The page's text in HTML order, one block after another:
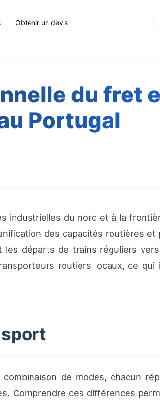
Obtenir un devis
du fret
Portugal
industrielles du nord et à la
des capacités routières et
départs de trains réguliers
routiers locaux, ce qui
de modes, chacun
Comprendre ces différences